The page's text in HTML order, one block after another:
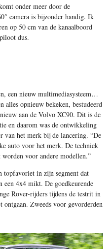
onder meer door de
camera is bijzonder handig. Ik
op 50 cm van de kanaalboord
dus.
een nieuw multimediasysteem…
opnieuw bekeken, bestudeerd
aan de Volvo XC90. Dit is de
en daarom was de ontwikkeling
van het merk bij de lancering. “De
auto voor het merk. De techniek
voor andere modellen.”
topfavoriet in zijn segment dat
een 4x4 mikt. De goedkeurende
Rover-rijders tijdens de testrit in
ontgaan. Zweeds voor gevorderden